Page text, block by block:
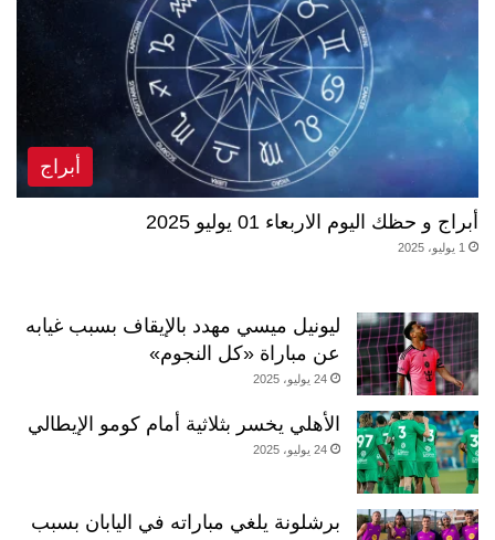
أبراج
أبراج و حظك اليوم الاربعاء 01 يوليو 2025
1 يوليو، 2025
ليونيل ميسي مهدد بالإيقاف بسبب غيابه
عن مباراة «كل النجوم»
24 يوليو، 2025
الأهلي يخسر بثلاثية أمام كومو الإيطالي
24 يوليو، 2025
برشلونة يلغي مباراته في اليابان بسبب